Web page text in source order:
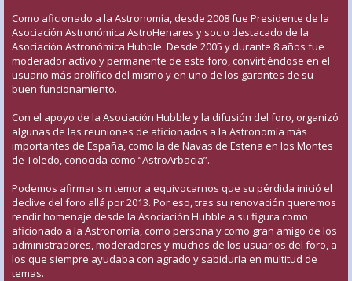
Como aficionado a la Astronomía, desde 2008 fue Presidente de la
Asociación Astronómica AstroHenares y socio destacado de la
Asociación Astronómica Hubble. Desde 2005 y durante 8 años fue
moderador activo y permanente de este foro, convirtiéndose en el
usuario más prolífico del mismo y en uno de los garantes de su
buen funcionamiento.
Con el apoyo de la Asociación Hubble y la difusión del foro, organizó
algunas de las reuniones de aficionados a la Astronomía más
importantes de España, como la de Navas de Estena en los Montes
de Toledo, conocida como “AstroArbacia”.
Podemos afirmar sin temor a equivocarnos que su pérdida inició el
declive del foro allá por 2013. Por eso, tras su renovación queremos
rendir homenaje desde la Asociación Hubble a su figura como
aficionado a la Astronomía, como persona y como gran amigo de los
administradores, moderadores y muchos de los usuarios del foro, a
los que siempre ayudaba con agrado y sabiduría en multitud de
temas.